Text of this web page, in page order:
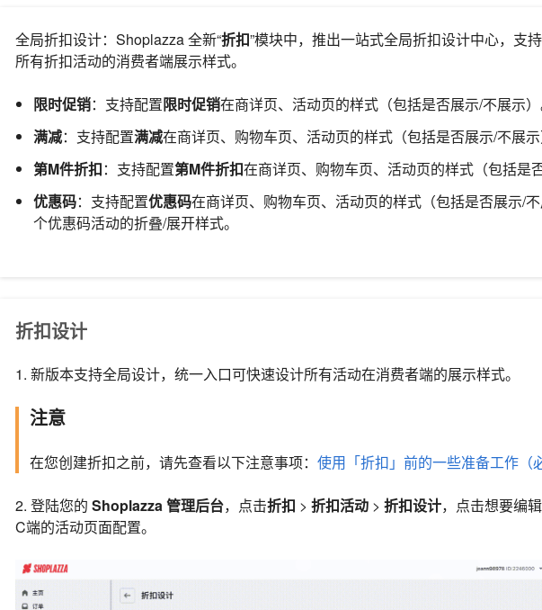
全局折扣设计：Shoplazza 全新“折扣”模块中，推出一站式全局折扣设计中心，支
所有折扣活动的消费者端展示样式。
限时促销：支持配置限时促销在商详页、活动页的样式（包括是否展示/不展示
满减：支持配置满减在商详页、购物车页、活动页的样式（包括是否展示/不展
第M件折扣：支持配置第M件折扣在商详页、购物车页、活动页的样式（包括是
优惠码：支持配置优惠码在商详页、购物车页、活动页的样式（包括是否展示/
个优惠码活动的折叠/展开样式。
折扣设计
1. 新版本支持全局设计，统一入口可快速设计所有活动在消费者端的展示样式。
注意
在您创建折扣之前，请先查看以下注意事项： 使用「折扣」前的一些准备工作（
2. 登陆您的 Shoplazza 管理后台，点击折扣 > 折扣活动 > 折扣设计，点击想要编
C端的活动页面配置。